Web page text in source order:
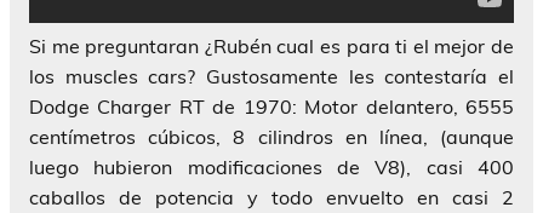
Si me preguntaran ¿Rubén cual es para ti el mejor de
los muscles cars? Gustosamente les contestaría el
Dodge Charger RT de 1970: Motor delantero, 6555
centímetros cúbicos, 8 cilindros en línea, (aunque
luego hubieron modificaciones de V8), casi 400
caballos de potencia y todo envuelto en casi 2